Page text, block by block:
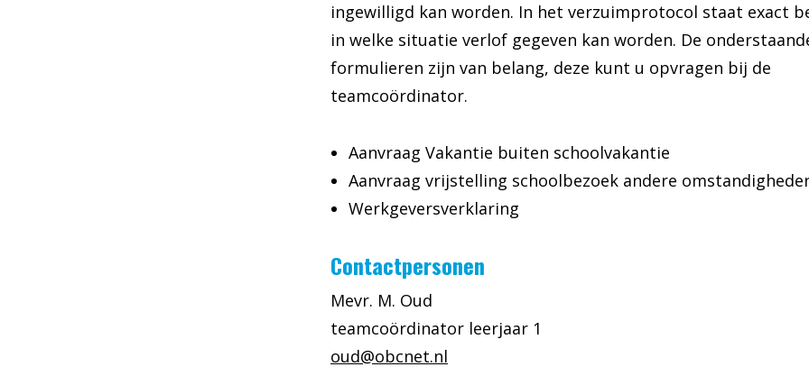
ingewilligd kan worden. In het verzuimprotocol staat exact
in welke situatie verlof gegeven kan worden. De
formulieren zijn van belang, deze kunt u opvragen bij de
teamcoördinator.
Aanvraag Vakantie buiten schoolvakantie
Aanvraag vrijstelling schoolbezoek andere
Werkgeversverklaring
Contactpersonen
Mevr. M. Oud
teamcoördinator leerjaar 1
oud@obcnet.nl